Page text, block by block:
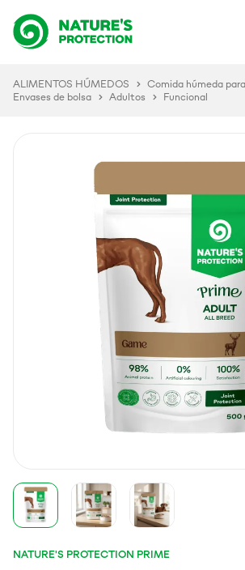
ALIMENTOS HÚMEDOS
Comida húmeda
Envases de bolsa
Adultos Funcional
NATURE'S PROTECTION PRIME